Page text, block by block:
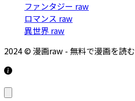
ファンタジー raw
ロマンス raw
異世界 raw
2024 © 漫画raw - 無料で漫画を読む